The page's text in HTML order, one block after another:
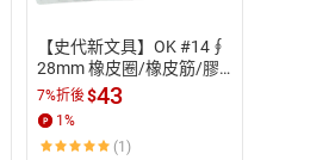
【史代新文具】OK #14∮
28mm 橡皮圈/橡皮筋/膠
圈4兩/對折4.5cm (小)
7%折後$43
1 %
(1)